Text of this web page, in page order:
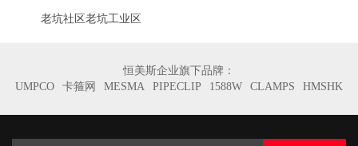
老坑社区老坑工业区
恒美斯企业旗下品牌：
UMPCO
卡箍网 MESMA PIPECLIP 1588W CLAMPS HMSHK